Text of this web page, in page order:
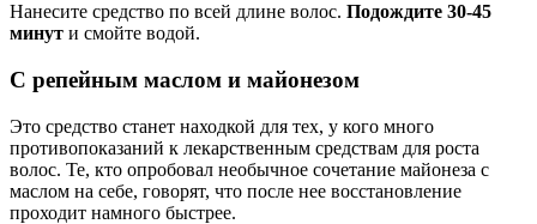
Нанесите средство по всей длине волос. Подождите 30-45
минут и смойте водой.
С репейным маслом и майонезом
Это средство станет находкой для тех, у кого много
противопоказаний к лекарственным средствам для роста
волос. Те, кто опробовал необычное сочетание майонеза с
маслом на себе, говорят, что после нее восстановление
проходит намного быстрее.